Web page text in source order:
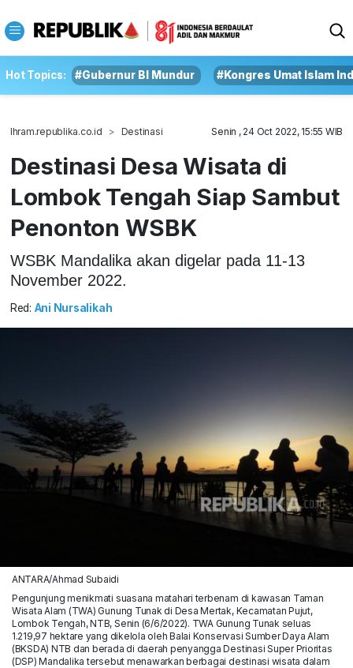
Hot Topics: #Gubernur BI Mundur #Kongres Umat Islam
Ihram.republika.co.id Destinasi Senin , 24 Oct 2022, 15:55 WIB
Destinasi Desa Wisata di
Lombok Tengah Siap Sambut
Penonton WSBK
WSBK Mandalika akan digelar pada 11-13
November 2022.
Red: Ani Nursalikah
ANTARA/Ahmad Subaidi
Pengunjung menikmati suasana matahari terbenam di kawasan Taman
Wisata Alam (TWA) Gunung Tunak di Desa Mertak, Kecamatan Pujut,
Lombok Tengah, NTB, Senin (6/6/2022). TWA Gunung Tunak seluas
1.219,97 hektare yang dikelola oleh Balai Konservasi Sumber Daya Alam
(BKSDA) NTB dan berada di daerah penyangga Destinasi Super Prioritas
(DSP) Mandalika tersebut menawarkan berbagai destinasi wisata dalam